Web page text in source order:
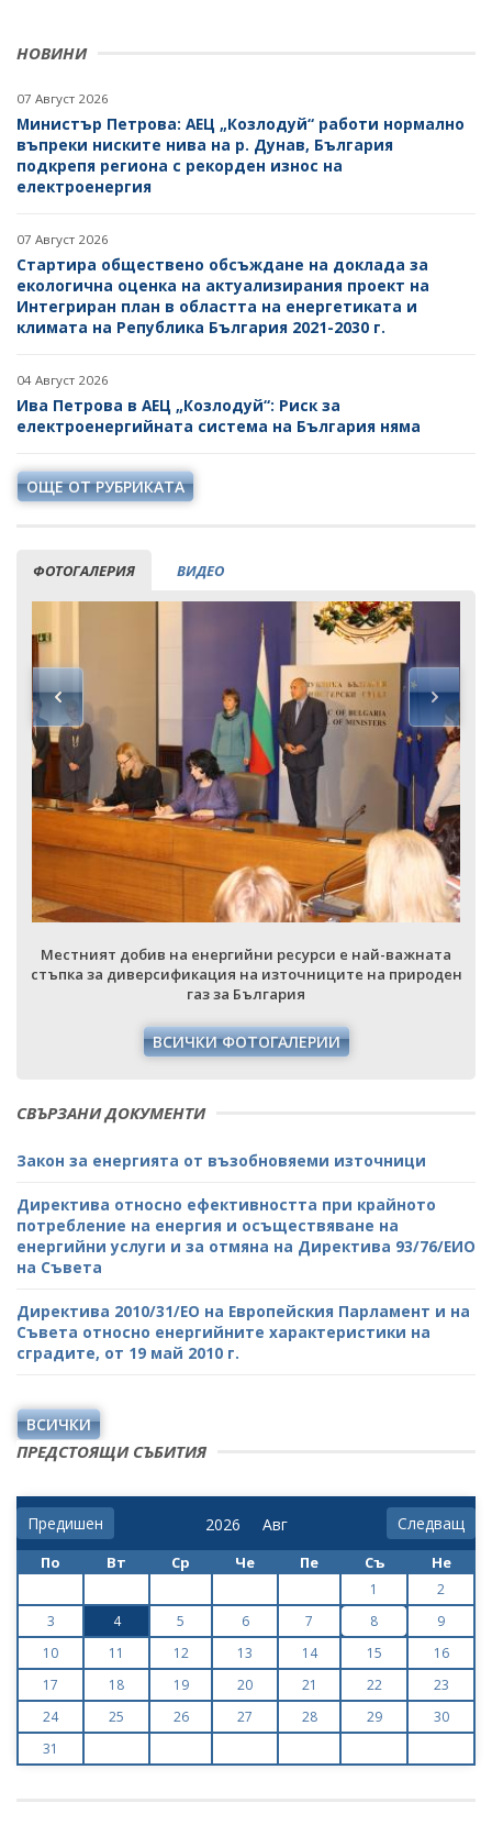
НОВИНИ
07 Август 2026
Министър Петрова: АЕЦ „Козлодуй“ работи нормално
въпреки ниските нива на р. Дунав, България
подкрепя региона с рекорден износ на
електроенергия
07 Август 2026
Стартира обществено обсъждане на доклада за
екологична оценка на актуализирания проект на
Интегриран план в областта на енергетиката и
климата на Република България 2021-2030 г.
04 Август 2026
Ива Петрова в АЕЦ „Козлодуй“: Риск за
електроенергийната система на България няма
ОЩЕ ОТ РУБРИКАТА
ФОТОГАЛЕРИЯ ВИДЕО
Местният добив на енергийни ресурси е най-важната
стъпка за диверсификация на източниците на природен
газ за България
ВСИЧКИ ФОТОГАЛЕРИИ
СВЪРЗАНИ ДОКУМЕНТИ
Закон за енергията от възобновяеми източници
Директива относно ефективността при крайното
потребление на енергия и осъществяване на
енергийни услуги и за отмяна на Директива 93/76/ЕИО
на Съвета
Директива 2010/31/ЕО на Европейския Парламент и на
Съвета относно енергийните характеристики на
сградите, от 19 май 2010 г.
ВСИЧКИ
ПРЕДСТОЯЩИ СЪБИТИЯ
Предишен Следващ
По Вт Ср Че Пе Съ Не
1
2
3
4 5 6 7 8
9
10
11 12 13 14 15
16
17
18 19 20 21 22
23
24
25 26 27 28 29
30
31